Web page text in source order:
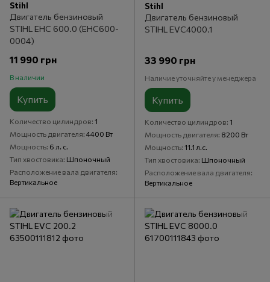
Stihl
Двигатель бензиновый
STIHL EHC 600.0 (EHC600-
0004)
11 990 грн
В наличии
Купить
Количество цилиндров 1
Мощность двигателя 4400 Вт
Мощность 6 л. с.
Тип хвостовика Шпоночный
Расположение вала двигателя
Вертикальное
Stihl
Двигатель бензиновый
STIHL EVC4000.1
33 990 грн
Наличие уточняйте у менеджера
Купить
Количество цилиндров 1
Мощность двигателя 8200 Вт
Мощность 11.1 л.с.
Тип хвостовика Шпоночный
Расположение вала двигателя
Вертикальное